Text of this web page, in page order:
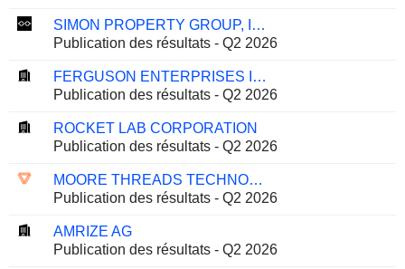
SIMON PROPERTY GROUP, INC.
Publication des résultats - Q2 2026
FERGUSON ENTERPRISES INC.
Publication des résultats - Q2 2026
ROCKET LAB CORPORATION
Publication des résultats - Q2 2026
MOORE THREADS TECHNOLOGY CO., LTD.
Publication des résultats - Q2 2026
AMRIZE AG
Publication des résultats - Q2 2026